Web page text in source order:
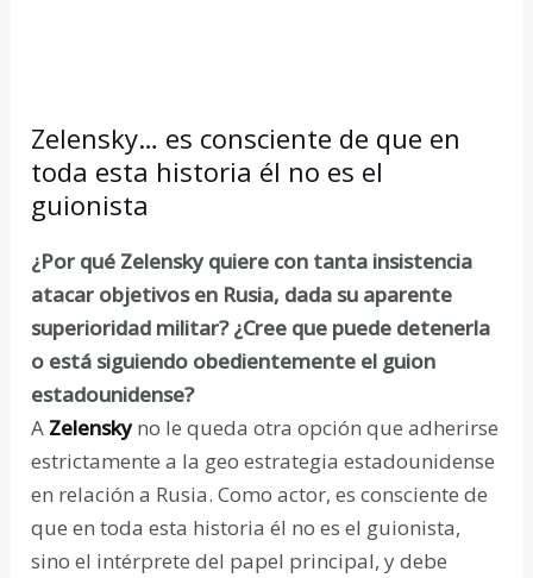
Zelensky… es consciente de que en
toda esta historia él no es el
guionista
¿Por qué Zelensky quiere con tanta insistencia
atacar objetivos en Rusia, dada su aparente
superioridad militar? ¿Cree que puede detenerla
o está siguiendo obedientemente el guion
estadounidense?
A Zelenskyno le queda otra opción que adherirse
estrictamente a la geo estrategia estadounidense
en relación a Rusia. Como actor, es consciente de
que en toda esta historia él no es el guionista,
sino el intérprete del papel principal, y debe